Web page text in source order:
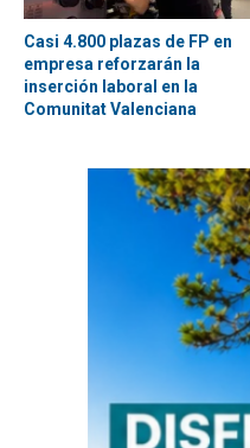
Casi 4.800 plazas de FP en
empresa reforzarán la
inserción laboral en la
Comunitat Valenciana